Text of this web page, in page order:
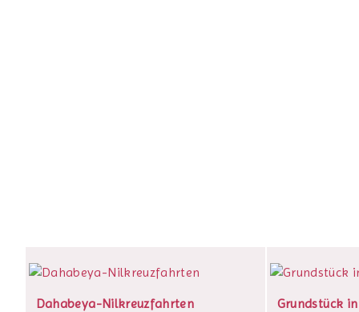
Dahabeya-Nilkreuzfahrten Grundstück